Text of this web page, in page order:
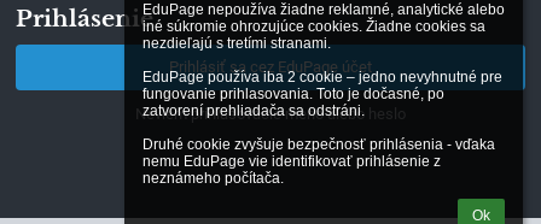
EduPage nepoužíva žiadne reklamné, analytické alebo
iné súkromie ohrozujúce cookies. Žiadne cookies sa
nezdieľajú s tretími stranami.
EduPage používa iba 2 cookie – jedno nevyhnutné pre
fungovanie prihlasovania. Toto je dočasné, po
zatvorení prehliadača sa odstráni.
Druhé cookie zvyšuje bezpečnosť prihlásenia - vďaka
nemu EduPage vie identifikovať prihlásenie z
neznámeho počítača.
Ok
Prihlásenie
Prihlásiť sa cez EduPage účet
Neviem prihlasovacie meno alebo heslo